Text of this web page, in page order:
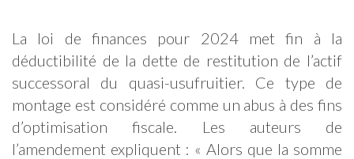
La loi de finances pour 2024 met fin à la
déductibilité de la dette de restitution de l’actif
successoral du quasi-usufruitier. Ce type de
montage est considéré comme un abus à des fins
d’optimisation fiscale. Les auteurs de
l’amendement expliquent : « Alors que la somme